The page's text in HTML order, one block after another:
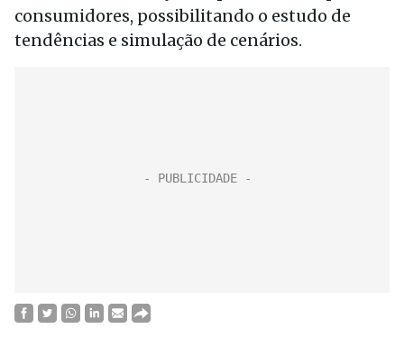
consumidores, possibilitando o estudo de
tendências e simulação de cenários.